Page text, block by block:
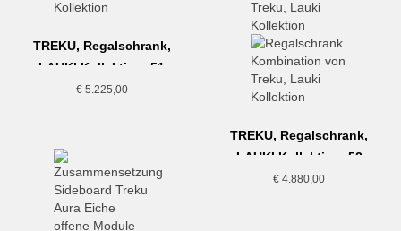
TREKU, Regalschrank,
LAUKI Kollektion, 51
€5.225,00
TREKU, Regalschrank,
LAUKI Kollektion, 52
€ 4.880,00